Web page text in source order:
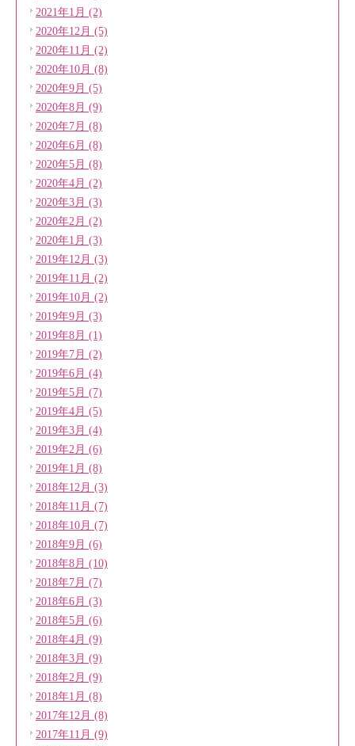
2021年1月 (2)
2020年12月 (5)
2020年11月 (2)
2020年10月 (8)
2020年9月 (5)
2020年8月 (9)
2020年7月 (8)
2020年6月 (8)
2020年5月 (8)
2020年4月 (2)
2020年3月 (3)
2020年2月 (2)
2020年1月 (3)
2019年12月 (3)
2019年11月 (2)
2019年10月 (2)
2019年9月 (3)
2019年8月 (1)
2019年7月 (2)
2019年6月 (4)
2019年5月 (7)
2019年4月 (5)
2019年3月 (4)
2019年2月 (6)
2019年1月 (8)
2018年12月 (3)
2018年11月 (7)
2018年10月 (7)
2018年9月 (6)
2018年8月 (10)
2018年7月 (7)
2018年6月 (3)
2018年5月 (6)
2018年4月 (9)
2018年3月 (9)
2018年2月 (9)
2018年1月 (8)
2017年12月 (8)
2017年11月 (9)